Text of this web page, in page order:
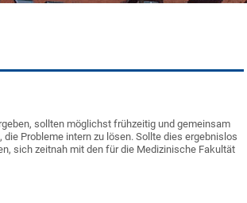
sollten möglichst frühzeitig und gemeinsam
Probleme intern zu lösen. Sollte dies ergebnislos
sich zeitnah mit den für die Medizinische Fakultät